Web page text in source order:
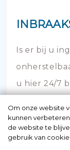
Is er bij u
u hier 24/7
Om onze website
kunnen
de website te
gebruik van